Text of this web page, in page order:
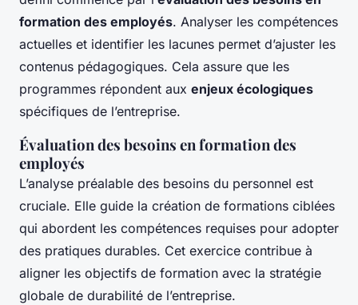
formation des employés. Analyser les compétences
actuelles et identifier les lacunes permet d’ajuster les
contenus pédagogiques. Cela assure que les
programmes répondent aux enjeux écologiques
spécifiques de l’entreprise.
Évaluation des besoins en formation des
employés
L’analyse préalable des besoins du personnel est
cruciale. Elle guide la création de formations ciblées
qui abordent les compétences requises pour adopter
des pratiques durables. Cet exercice contribue à
aligner les objectifs de formation avec la stratégie
globale de durabilité de l’entreprise.